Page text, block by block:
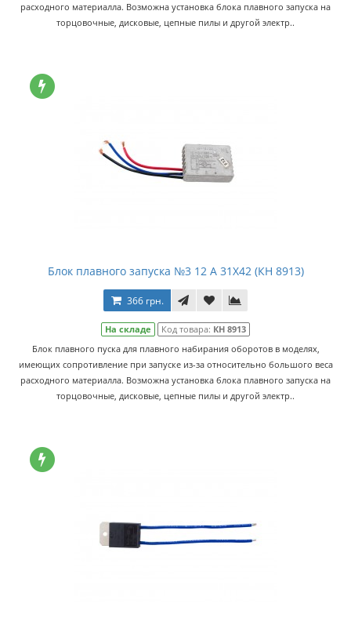
расходного материалла. Возможна установка блока плавного запуска на
торцовочные, дисковые, цепные пилы и другой электр..
Блок плавного запуска №3 12 А 31Х42 (КН 8913)
366 грн.
На складе Код товара: КН 8913
Блок плавного пуска для плавного набирания оборотов в моделях,
имеющих сопротивление при запуске из-за относительно большого веса
расходного материалла. Возможна установка блока плавного запуска на
торцовочные, дисковые, цепные пилы и другой электр..